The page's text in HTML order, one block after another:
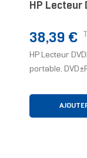
HP Lecteur
Prix
38,39 €
HP Lecteur
portable,